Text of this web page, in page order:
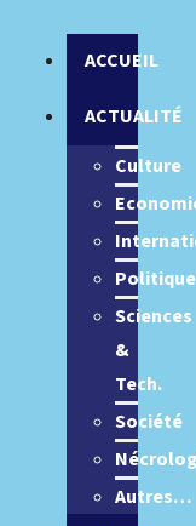
ACCUEIL
ACTUALITÉ
Culture
Politique
Sciences
&
Tech.
Société
Autres…